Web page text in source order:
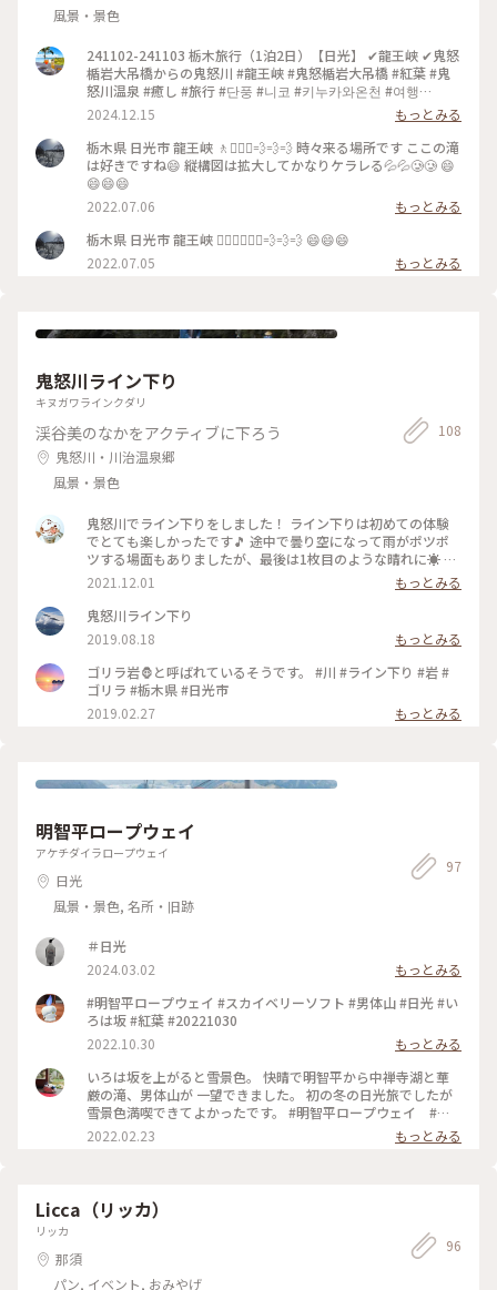
風景・景色
241102-241103 栃木旅行（1泊2日）【日光】 ✔︎龍王峡 ✔︎鬼怒
楯岩大吊橋からの鬼怒川 #龍王峡 #鬼怒楯岩大吊橋 #紅葉 #鬼
怒川温泉 #癒し #旅行 #단풍 #니코 #키누카와온천 #여행
#nikko #kinugawa #travel #ベストトリップ2024 #ぽかぽか
#旅するマルシェ2024
2024.12.15
もっとみる
栃木県 日光市 龍王峡 🚶🚶🏼‍♀️💨💨💨 時々来る場所です ここの滝
は好きですね😄 縦構図は拡大してかなりケラレる💦💦🥲🥲 😄
😄😄😄
2022.07.06
もっとみる
栃木県 日光市 龍王峡 🚶🏼‍♀️🚶🏼‍♀️💨💨💨 😄😄😄
2022.07.05
もっとみる
鬼怒川ライン下り
キヌガワラインクダリ
渓谷美のなかをアクティブに下ろう
鬼怒川・川治温泉郷
風景・景色
108
鬼怒川でライン下りをしました！ ライン下りは初めての体験
でとても楽しかったです🎵 途中で曇り空になって雨がポツポ
ツする場面もありましたが、最後は1枚目のような晴れに☀️ 動
物に見える岩シリーズがあったり、小さな滝や鬼怒楯岩大吊橋
が見えたりと見所たくさんでした！ 動物シリーズでは3枚目の
ゴリラ岩🦍が1番そっくりだな〜と思いました😆 船頭さんの話
も面白くて、あっという間でした。 船頭さん曰く、ライン下り
のおすすめの季節は紅葉🍁と桜🌸の時期だそうです。 ぽかぽか
陽気な日にライン下りしたら気持ち良さそうだな〜☺️ また違
う季節にぜひ乗船したいです！ 📷:2021.11.10 Wed. #私のこと
りっぷ #秋日和 #鬼怒川 #ライン下り #自然を満喫 #紅葉 #綺麗
#楽しかった #栃木 #milkのミルキーな毎日
2021.12.01
もっとみる
鬼怒川ライン下り
2019.08.18
もっとみる
ゴリラ岩🦍と呼ばれているそうです。 #川 #ライン下り #岩 #
ゴリラ #栃木県 #日光市
2019.02.27
もっとみる
明智平ロープウェイ
アケチダイラロープウェイ
日光
風景・景色, 名所・旧跡
97
＃日光
2024.03.02
もっとみる
#明智平ロープウェイ #スカイベリーソフト #男体山 #日光 #い
ろは坂 #紅葉 #20221030
2022.10.30
もっとみる
いろは坂を上がると雪景色。 快晴で明智平から中禅寺湖と華
厳の滝、男体山が 一望できました。 初の冬の日光旅でしたが
雪景色満喫できてよかったです。 #明智平ロープウェイ #日
光
2022.02.23 もっとみる
Licca（リッカ）
リッカ
那須
パン, イベント, おみやげ
96